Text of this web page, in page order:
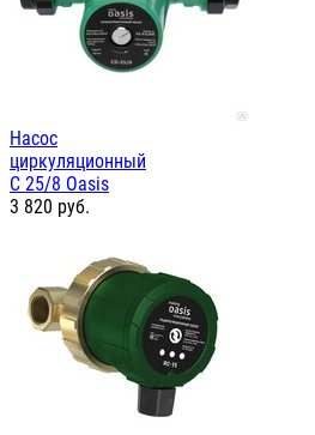
Насос
циркуляционный
С 25/8 Oasis
3 820 руб.